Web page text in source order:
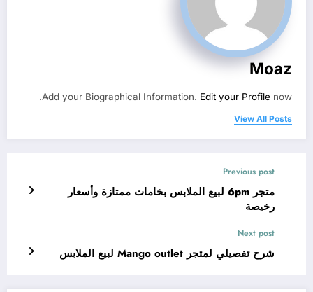
Moaz
Add your Biographical Information. Edit your Profile now.
View All Posts
Previous post
متجر 6pm لبيع الملابس بخامات ممتازة وأسعار
رخيصة
Next post
شرح تفصيلي لمتجر Mango outlet لبيع الملابس